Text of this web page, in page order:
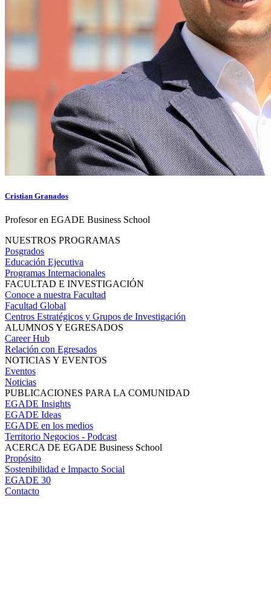
Cristian Granados
Profesor en EGADE Business School
NUESTROS PROGRAMAS
Posgrados
Educación Ejecutiva
Programas Internacionales
FACULTAD E INVESTIGACIÓN
Conoce a nuestra Facultad
Facultad Global
Centros Estratégicos y Grupos de Investigación
ALUMNOS Y EGRESADOS
Career Hub
Relación con Egresados
NOTICIAS Y EVENTOS
Eventos
Noticias
PUBLICACIONES PARA LA COMUNIDAD
EGADE Insights
EGADE Ideas
EGADE en los medios
Territorio Negocios - Podcast
ACERCA DE EGADE Business School
Propósito
Sostenibilidad e Impacto Social
EGADE 30
Contacto